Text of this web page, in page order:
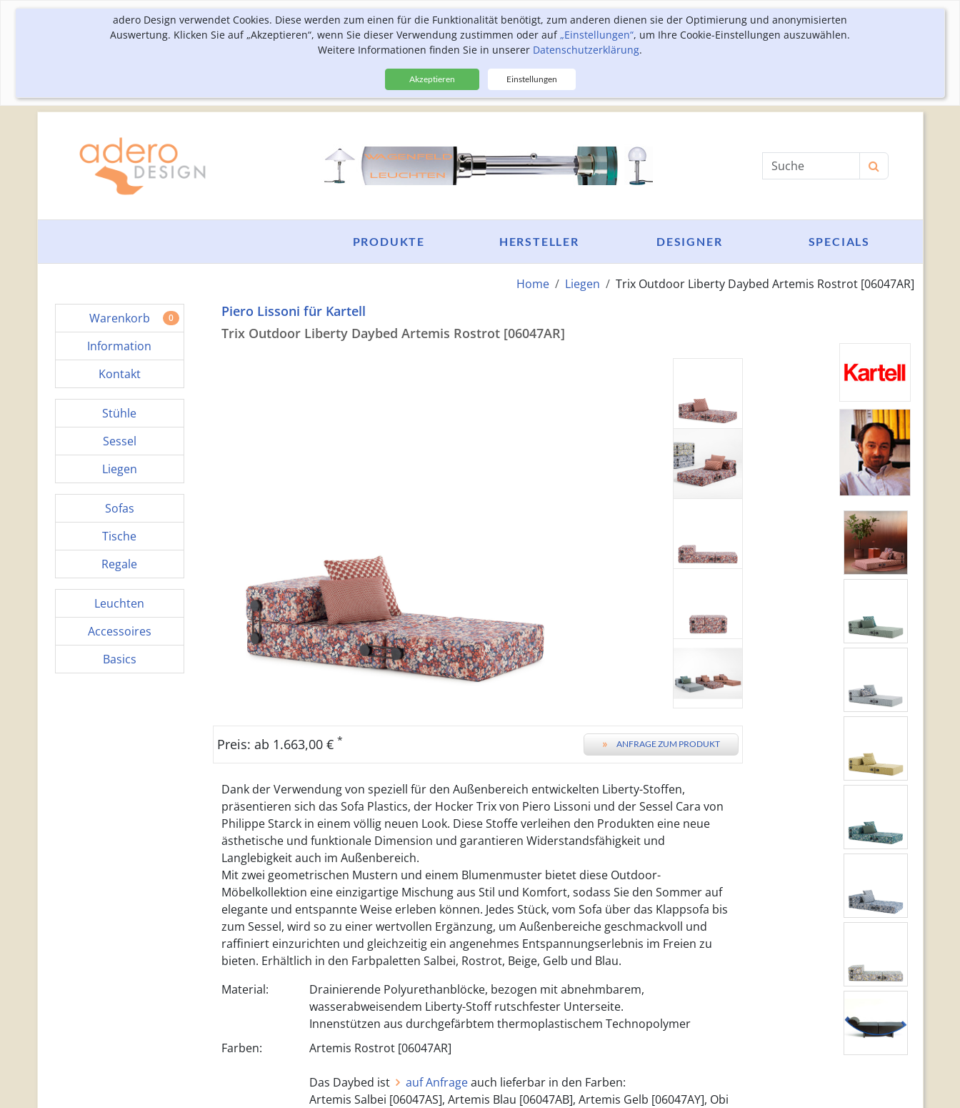
adero Design verwendet Cookies. Diese werden zum einen für die Funktionalität benötigt, zum anderen dienen sie der Optimierung und anonymisierten
Auswertung. Klicken Sie auf „Akzeptieren“, wenn Sie dieser Verwendung zustimmen oder auf„Einstellungen“, um Ihre Cookie-Einstellungen auszuwählen.
Weitere Informationen finden Sie in unserer Datenschutzerklärung.
Akzeptieren Einstellungen
Produktsuche
SPECIALS
DESIGNER
HERSTELLER
PRODUKTE
Home Liegen Trix Outdoor Liberty Daybed Artemis Rostrot [06047AR]
Warenkorb 0
Information
Kontakt
Stühle
Sessel
Liegen
Sofas
Tische
Regale
Leuchten
Accessoires
Basics
Piero Lissoni für Kartell
Trix Outdoor Liberty Daybed Artemis Rostrot [06047AR]
Preis: ab 1.663,00 € * » ANFRAGE ZUM PRODUKT
Dank der Verwendung von speziell für den Außenbereich entwickelten Liberty-Stoffen,
präsentieren sich das Sofa Plastics, der Hocker Trix von Piero Lissoni und der Sessel Cara von
Philippe Starck in einem völlig neuen Look. Diese Stoffe verleihen den Produkten eine neue
ästhetische und funktionale Dimension und garantieren Widerstandsfähigkeit und
Langlebigkeit auch im Außenbereich.
Mit zwei geometrischen Mustern und einem Blumenmuster bietet diese Outdoor-
Möbelkollektion eine einzigartige Mischung aus Stil und Komfort, sodass Sie den Sommer auf
elegante und entspannte Weise erleben können. Jedes Stück, vom Sofa über das Klappsofa bis
zum Sessel, wird so zu einer wertvollen Ergänzung, um Außenbereiche geschmackvoll und
raffiniert einzurichten und gleichzeitig ein angenehmes Entspannungserlebnis im Freien zu
bieten. Erhältlich in den Farbpaletten Salbei, Rostrot, Beige, Gelb und Blau.
Material:
Drainierende Polyurethanblöcke, bezogen mit abnehmbarem,
wasserabweisendem Liberty-Stoff rutschfester Unterseite.
Innenstützen aus durchgefärbtem thermoplastischem Technopolymer
Farben:
Artemis Rostrot [06047AR]
Das Daybed ist auf Anfrageauch lieferbar in den Farben:
Artemis Salbei [06047AS], Artemis Blau [06047AB], Artemis Gelb [06047AY], Obi